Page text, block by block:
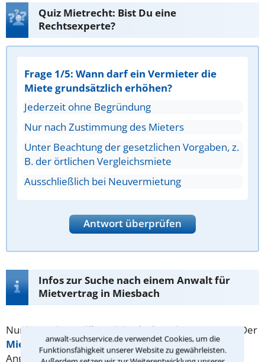
anwalt-suchservice.de verwendet Cookies, um die
Funktionsfähigkeit unserer Website zu gewährleisten.
Quiz Mietrecht: Bist Du eine
Rechtsexperte?
Frage 1/5: Wann darf ein Vermieter die
Miete grundsätzlich erhöhen?
Jederzeit ohne Begründung
Nur nach Zustimmung des Mieters
Unter Beachtung der gesetzlichen Vorgaben, z.
B. der örtlichen Vergleichsmiete
Ausschließlich bei Neuvermietung
Antwort überprüfen
Infos zur Suche nach einem Anwalt für
Mietvertrag in Miesbach
Nur in wenigen Fällen nötig, doch meist anzuraten: Der
Mietvertrag. Darin sollten neben den notwendigen
Angaben zuMieter,Vermieter, Mietobjekt und